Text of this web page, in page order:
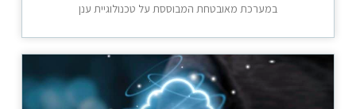
במערכת מאובטחת המבוססת על טכנולוגיית ענן